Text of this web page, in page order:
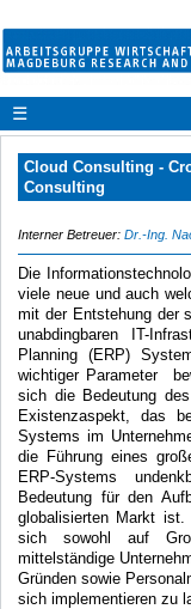
☰
Cloud Consulting -
Consulting
Interner Betreuer: Dr.-Ing.
Die
viele neue und auch
mit der Entstehung der
unabdingbaren IT-
Planning (ERP)
wichtiger Parameter
sich die Bedeutung
Existenzaspekt, das
Systems im
die Führung eines
ERP-Systems
Bedeutung für den
globalisierten Markt
sich sowohl auf
mittelständige
Gründen sowie
sich implementieren zu